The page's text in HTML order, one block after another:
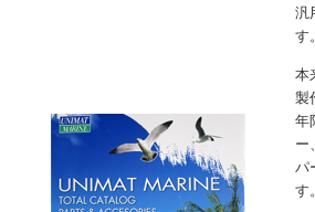
汎
す
本
製
年
ー
パ
す